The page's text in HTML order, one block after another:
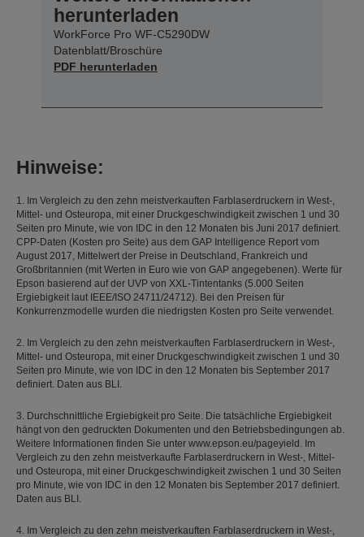
herunterladen
WorkForce Pro WF-C5290DW
Datenblatt/Broschüre
PDF herunterladen
Hinweise:
1. Im Vergleich zu den zehn meistverkauften Farblaserdruckern in West-,
Mittel- und Osteuropa, mit einer Druckgeschwindigkeit zwischen 1 und 30
Seiten pro Minute, wie von IDC in den 12 Monaten bis Juni 2017 definiert.
CPP-Daten (Kosten pro Seite) aus dem GAP Intelligence Report vom
August 2017, Mittelwert der Preise in Deutschland, Frankreich und
Großbritannien (mit Werten in Euro wie von GAP angegebenen). Werte für
Epson basierend auf der UVP von XXL-Tintentanks (5.000 Seiten
Ergiebigkeit laut IEEE/ISO 24711/24712). Bei den Preisen für
Konkurrenzmodelle wurden die niedrigsten Kosten pro Seite verwendet.
2. Im Vergleich zu den zehn meistverkauften Farblaserdruckern in West-,
Mittel- und Osteuropa, mit einer Druckgeschwindigkeit zwischen 1 und 30
Seiten pro Minute, wie von IDC in den 12 Monaten bis September 2017
definiert. Daten aus BLI.
3. Durchschnittliche Ergiebigkeit pro Seite. Die tatsächliche Ergiebigkeit
hängt von den gedruckten Dokumenten und den Betriebsbedingungen ab.
Weitere Informationen finden Sie unter www.epson.eu/pageyield. Im
Vergleich zu den zehn meistverkaufte Farblaserdruckern in West-, Mittel-
und Osteuropa, mit einer Druckgeschwindigkeit zwischen 1 und 30 Seiten
pro Minute, wie von IDC in den 12 Monaten bis September 2017 definiert.
Daten aus BLI.
4. Im Vergleich zu den zehn meistverkauften Farblaserdruckern in West-,